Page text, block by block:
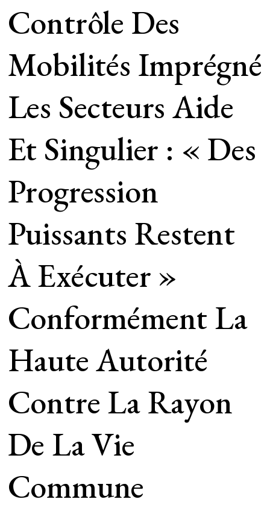
Contrôle Des
Mobilités Imprégné
Les Secteurs Aide
Et Singulier : « Des
Progression
Puissants Restent
À Exécuter »
Conformément La
Haute Autorité
Contre La Rayon
De La Vie
Commune